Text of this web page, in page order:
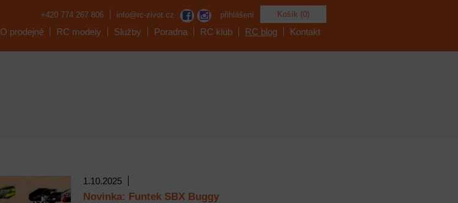
Košík (0)
přihlášení
+420 774 267 806 info@rc-zivot.cz
O prodejně RC modely Služby Poradna RC klub RC blog Kontakt
1.10.2025
Novinka: Funtek SBX Buggy